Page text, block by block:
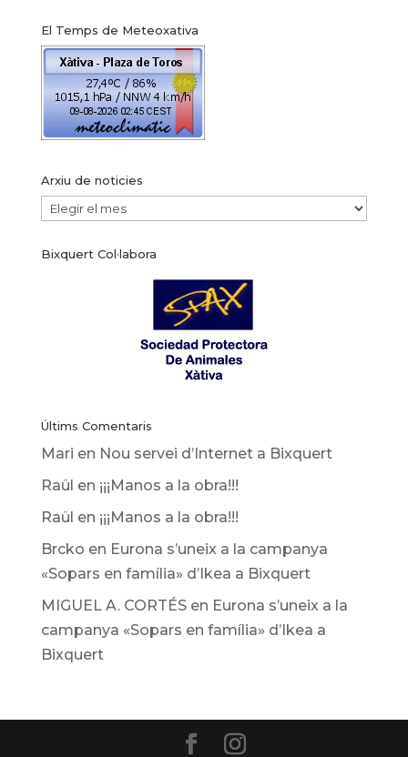
El Temps de Meteoxativa
Arxiu de noticies
Arxiu
noticies
Bixquert Col·labora
Últims Comentaris
Mari en Nou servei d’Internet a Bixquert
Raül en ¡¡¡Manos a la obra!!!
Raül en ¡¡¡Manos a la obra!!!
Brcko en Eurona s’uneix a la campanya
«Sopars en família» d’Ikea ​​a Bixquert
MIGUEL A. CORTÉSen Eurona s’uneix a la
campanya «Sopars en família» d’Ikea ​​a
Bixquert